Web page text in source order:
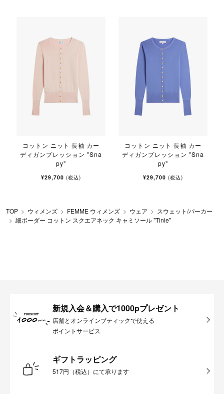
コットン ニット 長袖 カー
ディガンプレッション "Sna
py"
¥29,700 (税込)
コットン ニット 長袖 カー
ディガンプレッション "Sna
py"
¥29,700 (税込)
TOP ウィメンズ FEMME ウィメンズ ウェア
スウェット/パーカー
細ボーダー コットン スクエアネック キャミソール "Tinie"
新規入会＆購入で1000pプレゼント
店舗とオンラインブティックで使える
ポイントサービス
ギフトラッピング
517円（税込）にて承ります